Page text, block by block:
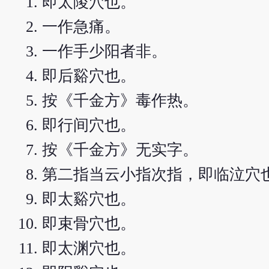
一作急痛。
一作手少阳者非。
即后谿穴也。
按《千金方》毒作热。
即行间穴也。
按《千金方》无实字。
第二指当云小指次指，即临泣穴
即太谿穴也。
即束骨穴也。
即太渊穴也。